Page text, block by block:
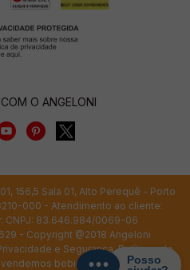
O ANGELONI
156,5 Sala 01, Alto Perequê - Porto
000 - Atendimento ao cliente:
. CNPJ: 83.646.984/0069-06
- Copyright @2018 Angeloni
e Segurança,Políticas de
vendemos bebidas alcoólicas para